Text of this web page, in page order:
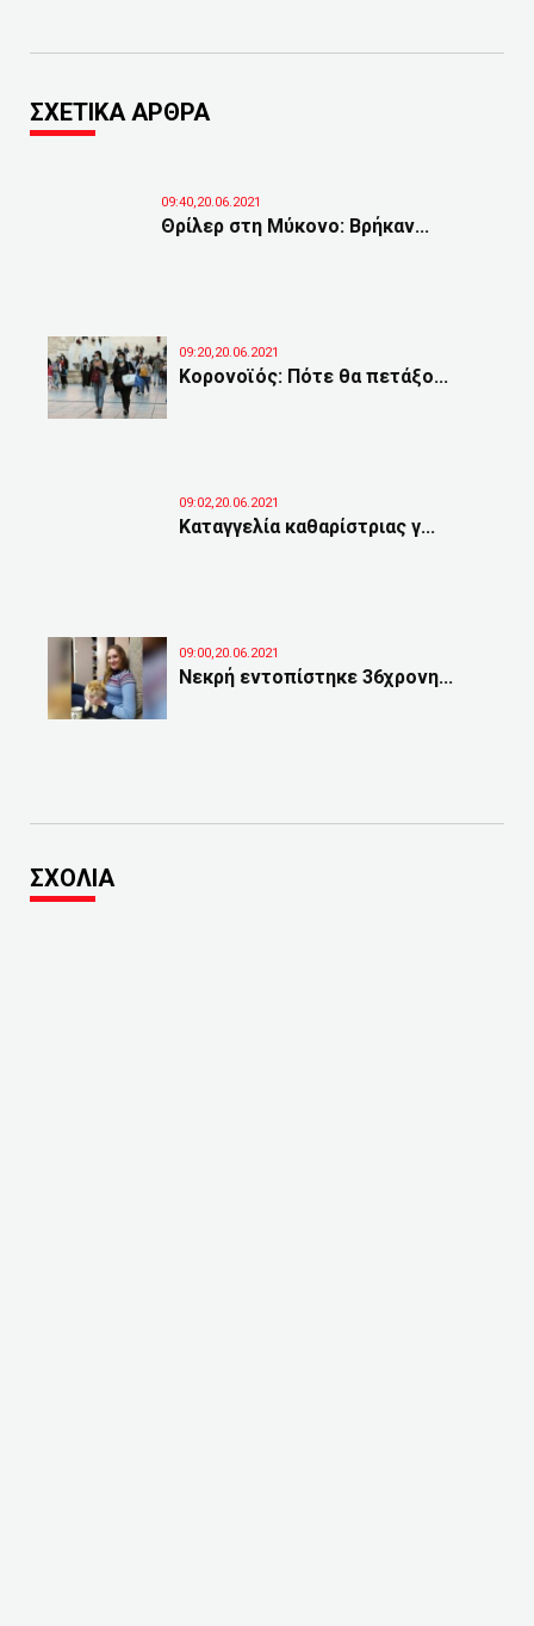
ΣΧΕΤΙΚΑ ΑΡΘΡΑ
09:40,20.06.2021
Θρίλερ στη Μύκονο: Βρήκαν...
09:20,20.06.2021
Κορονοϊός: Πότε θα πετάξο...
09:02,20.06.2021
Καταγγελία καθαρίστριας γ...
09:00,20.06.2021
Νεκρή εντοπίστηκε 36χρονη...
ΣΧΟΛΙΑ